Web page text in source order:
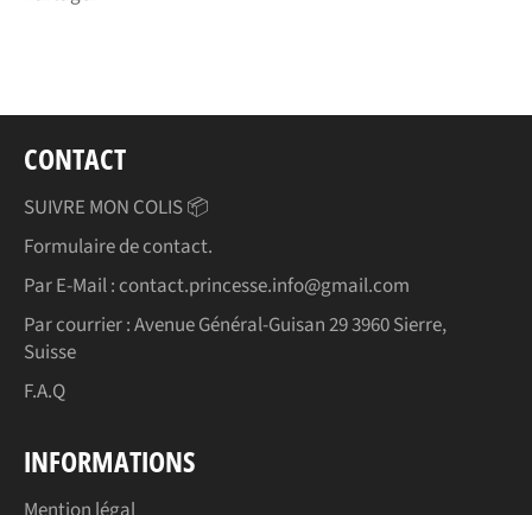
CONTACT
SUIVRE MON COLIS 📦
Formulaire de contact.
Par E-Mail : contact.princesse.info@gmail.com
Par courrier : Avenue Général-Guisan 29 3960 Sierre,
Suisse
F.A.Q
INFORMATIONS